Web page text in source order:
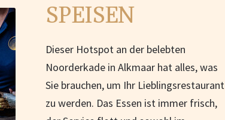
SPEISEN
Dieser Hotspot an der belebten
Noorderkade in Alkmaar hat alles, was
Sie brauchen, um Ihr Lieblingsrestaurant
zu werden. Das Essen ist immer frisch,